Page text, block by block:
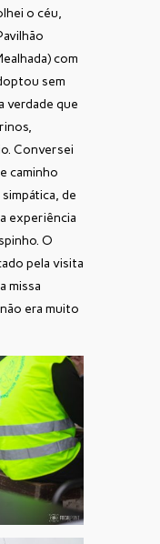
o céu,
com
sem
verdade que
Conversei
caminho
de
experiência
O
pela visita
missa
era muito